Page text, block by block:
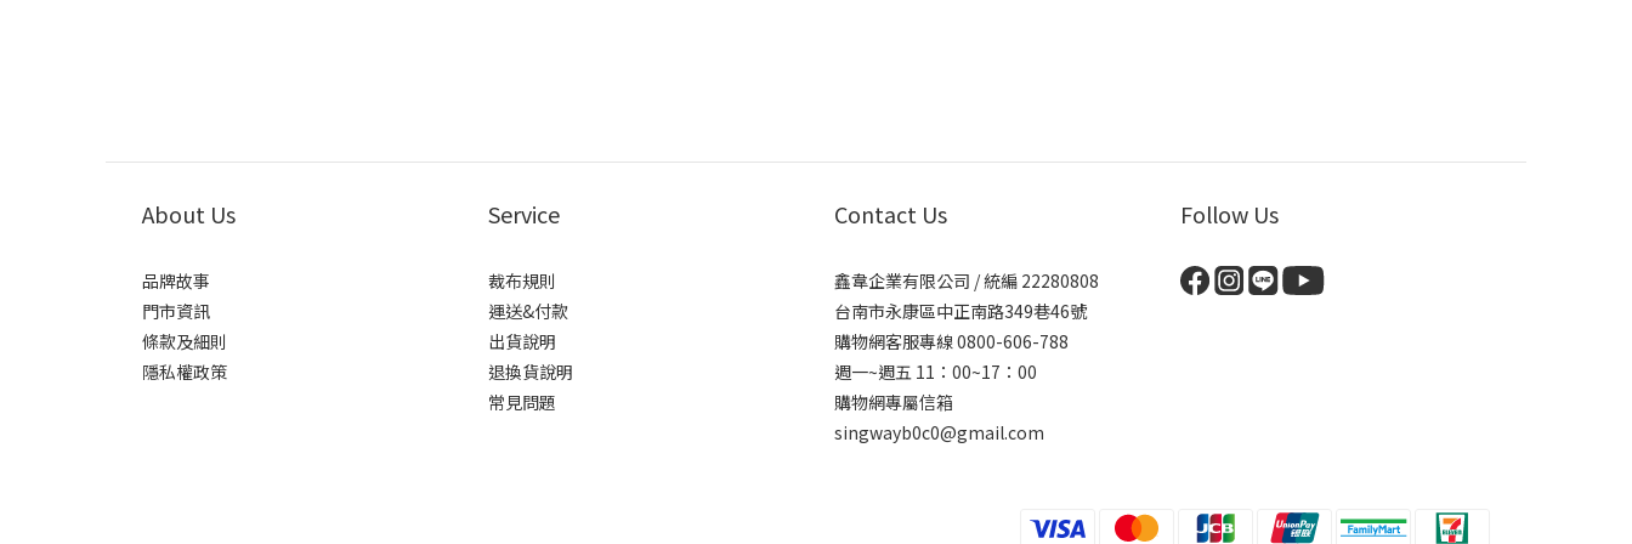
About Us
品牌故事
門市資訊
條款及細則
隱私權政策
Service
裁布規則
運送&付款
出貨說明
退換貨說明
常見問題
Contact Us
鑫韋企業有限公司 / 統編 22280808
台南市永康區中正南路349巷46號
購物網客服專線 0800-606-788
週一~週五 11：00~17：00
購物網專屬信箱
singwayb0c0@gmail.com
Follow Us